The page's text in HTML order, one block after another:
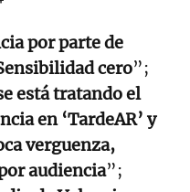
por parte de
cero”;
está tratando el
en ‘TardeAR’ y
verguenza,
audiencia”;